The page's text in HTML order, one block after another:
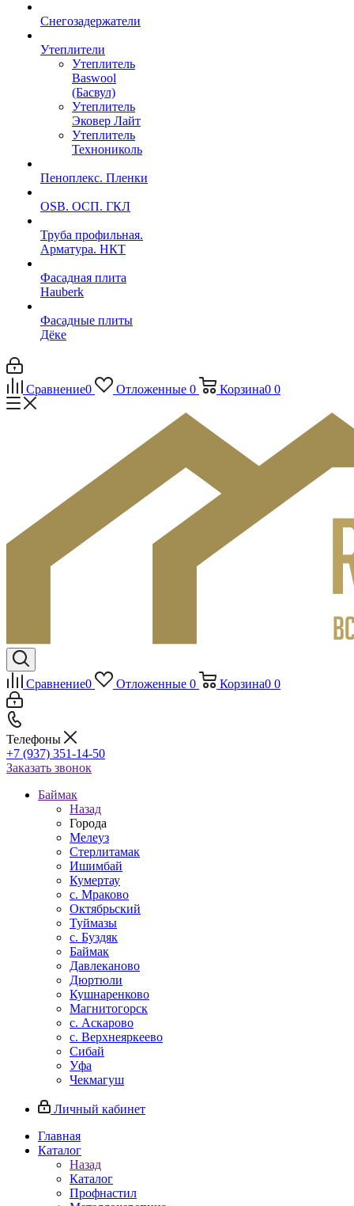
Снегозадержатели
Утеплители
Утеплитель
Baswool
(Басвул)
Утеплитель
Эковер Лайт
Утеплитель
Технониколь
Пеноплекс. Пленки
OSB. ОСП. ГКЛ
Труба профильная.
Арматура. НКТ
Фасадная плита
Hauberk
Фасадные плиты
Дёке
Сравнение0 Отложенные 0 Корзина0 0
Сравнение0 Отложенные 0 Корзина0 0
Телефоны
+7 (937) 351-14-50
Заказать звонок
Баймак
Назад
Города
Мелеуз
Стерлитамак
Ишимбай
Кумертау
c. Мраково
Октябрьский
Туймазы
c. Буздяк
Баймак
Давлеканово
Дюртюли
Кушнаренково
Магнитогорск
с. Аскарово
с. Верхнеяркеево
Сибай
Уфа
Чекмагуш
Личный кабинет
Главная
Каталог
Назад
Каталог
Профнастил